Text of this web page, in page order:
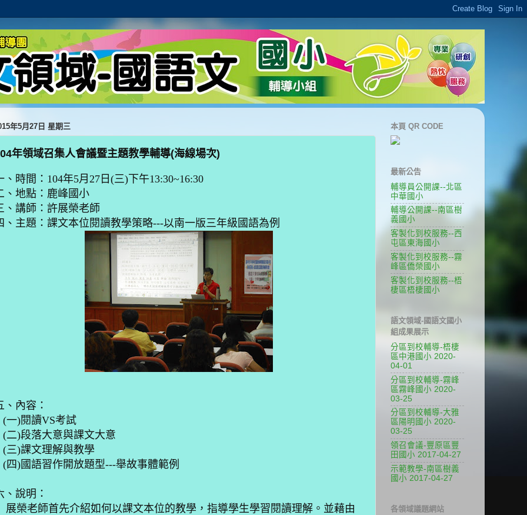
年5月27日 星期三
年領域召集人會議暨主題教學輔導(海線場次)
、時間： 104年5月 27 日 (三) 下午13:30~16:30
、地點：鹿峰國小
、講師：許展榮老師
、主題：課文本位閱讀教學策略---以南一版三年級國語為例
、內容：
(一)閱讀VS考試
(二)段落大意與課文大意
(三)課文理解與教學
(四)國語習作開放題型---舉故事體範例
、說明：
展榮老師首先介紹如何以課文本位的教學，指導學生學習閱讀理解。並藉由
本頁 QR CODE
最新公告
輔導員公開課--北區
中華國小
輔導公開課--南區樹
義國小
客製化到校服務--西
屯區東海國小
客製化到校服務--霧
峰區僑榮國小
客製化到校服務--梧
棲區梧棲國小
語文領域-國語文國小
組成果展示
分區到校輔導-梧棲
區中港國小 2020-
04-01
分區到校輔導-霧峰
區霧峰國小 2020-
03-25
分區到校輔導-大雅
區陽明國小 2020-
03-25
領召會議-豐原區豐
田國小 2017-04-27
示範教學-南區樹義
國小 2017-04-27
各領域議題網站